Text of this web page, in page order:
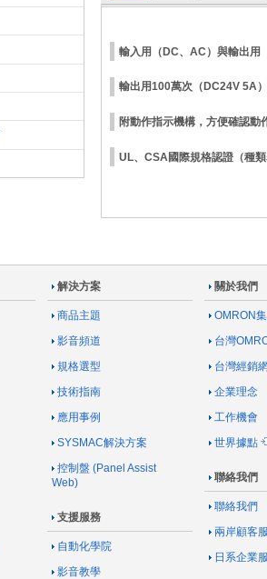
輸入用（DC、AC）與輸出用
輸出用100萬次（DC24V 5A
附動作指示機構，方便確認動
UL、CSA國際規格認證（種
解決方案
商品主題
影音頻道
規格選型
技術指南
應用事例
SYSMAC解決方案
控制盤 (Panel Assist
Web)
支援服務
自動化學院
影音教學
關於我們
OMRON
台灣
台灣經銷
企業理念
工作機會
世界據點
聯絡我們
聯絡我們
兩岸顧客
日系企業